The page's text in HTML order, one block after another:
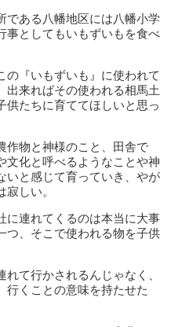
である八幡地区には八幡小学
事としてもいもずいもを食べ
の『いもずいも』に使われて
出来ればその使われる相馬土
供たちに育ててほしいと思っ
作物と神様のこと、田舎で
文化と呼べるようなことや神
いと感じて育っていき、やが
しい。
に連れてくるのは本当に大事
つ、そこで使われる物を子供
て行かされるんじゃなく、
行くことの意味を持たせた